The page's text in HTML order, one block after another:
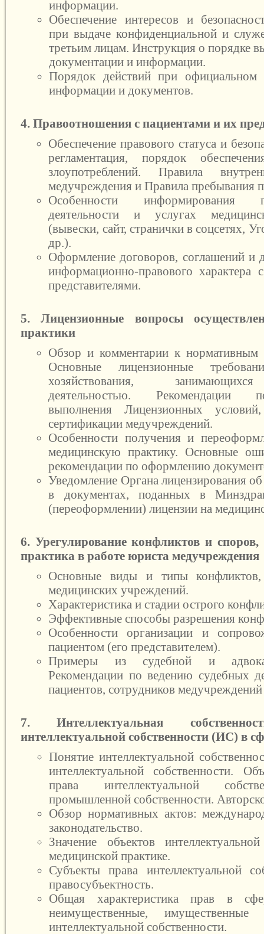
информации.
Обеспечение интересов и
при выдаче конфиденциальной и
третьим лицам. Инструкция о порядке
документации и информации.
Порядок действий при официальном
информации и документов.
4. Правоотношения с пациентами и их
Обеспечение правового статуса и
регламентация, порядок
злоупотреблений. Правила
медучреждения и Правила пребывания
Особенности информирования
деятельности и услугах
(вывески, сайт, странички в соцсетях,
др.).
Оформление договоров, соглашений и
информационно-правового характера
представителями.
5. Лицензионные вопросы
практики
Обзор и комментарии к нормативным
Основные лицензионные
хозяйствования,
деятельностью. Рекомендации
выполнения Лицензионных
сертификации медучреждений.
Особенности получения и
медицинскую практику. Основные
рекомендации по оформлению
Уведомление Органа лицензирования
в документах, поданных в
(переоформлении) лицензии на
6. Урегулирование конфликтов и споров,
практика в работе юриста медучреждения
Основные виды и типы конфликтов,
медицинских учреждений.
Характеристика и стадии острого
Эффективные способы разрешения
Особенности организации и
пациентом (его представителем).
Примеры из судебной и
Рекомендации по ведению судебных
пациентов, сотрудников
7. Интеллектуальная
интеллектуальной собственности (ИС) в
Понятие интеллектуальной
интеллектуальной собственности.
права интеллектуальной
промышленной собственности.
Обзор нормативных актов:
законодательство.
Значение объектов
медицинской практике.
Субъекты права интеллектуальной
правосубъектность.
Общая характеристика прав в
неимущественные,
интеллектуальной собственности.